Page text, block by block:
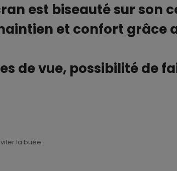
est biseauté sur son
et confort
de vue, possibilité de
la buée.